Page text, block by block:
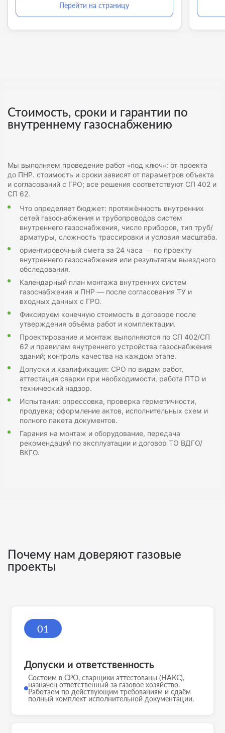
Перейти на страницу
Стоимость, сроки и гарантии по
внутреннему газоснабжению
Мы выполняем проведение работ «под ключ»: от проекта
до ПНР. стоимость и сроки зависят от параметров объекта
и согласований с ГРО; все решения соответствуют СП 402 и
СП 62.
Что определяет бюджет: протяжённость внутренних
сетей газоснабжения и трубопроводов систем
внутреннего газоснабжения, число приборов, тип труб/
арматуры, сложность трассировки и условия масштаба.
ориентировочный смета за 24 часа — по проекту
внутреннего газоснабжения или результатам выездного
обследования.
Календарный план монтажа внутренних систем
газоснабжения и ПНР — после согласования ТУ и
входных данных с ГРО.
Фиксируем конечную стоимость в договоре после
утверждения объёма работ и комплектации.
Проектирование и монтаж выполняются по СП 402/СП
62 и правилам внутреннего устройства газоснабжения
зданий; контроль качества на каждом этапе.
Допуски и квалификация: СРО по видам работ,
аттестация сварки при необходимости, работа ПТО и
технический надзор.
Испытания: опрессовка, проверка герметичности,
продувка; оформление актов, исполнительных схем и
полного пакета документов.
Гарания на монтаж и оборудование, передача
рекомендаций по эксплуатации и договор ТО ВДГО/
ВКГО.
Почему нам доверяют газовые
проекты
01
Допуски и ответственность
Состоим в СРО, сварщики аттестованы (НАКС),
назначен ответственный за газовое хозяйство.
Работаем по действующим требованиям и сдаём
полный комплект исполнительной документации.